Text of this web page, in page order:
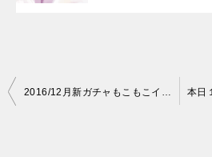
投
2016/12月新ガチャもこもこイエティ登場！！ 冬のアクションはこれもカッコ可愛いぞ